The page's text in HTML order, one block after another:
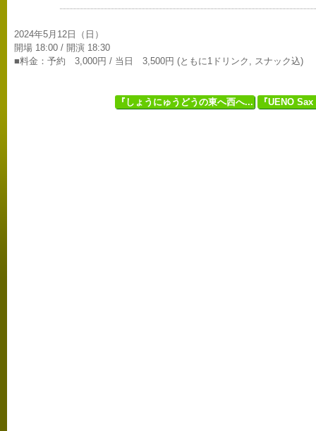
2024年5月12日（日）
開場 18:00 / 開演 18:30
■料金：予約 3,000円 / 当日 3,500円 (ともに1ドリンク, スナック込)
『しょうにゅうどうの東へ西へ... 『UENO